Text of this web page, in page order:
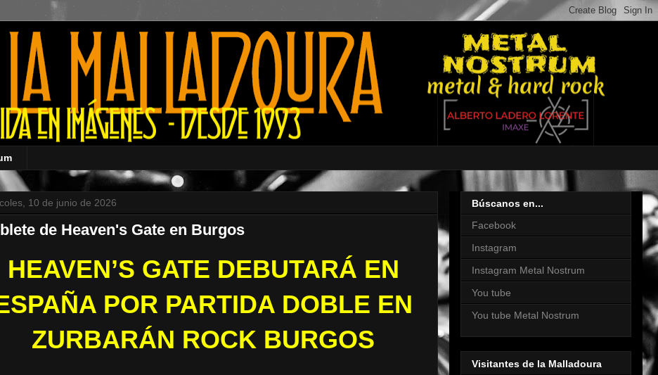
10 de junio de 2026
de Heaven's Gate en Burgos
HEAVEN’S GATE DEBUTARÁ EN
POR PARTIDA DOBLE EN
ZURBARÁN ROCK BURGOS
Búscanos en...
Facebook
Instagram
Instagram Metal Nostrum
You tube
You tube Metal Nostrum
Visitantes de la Malladoura